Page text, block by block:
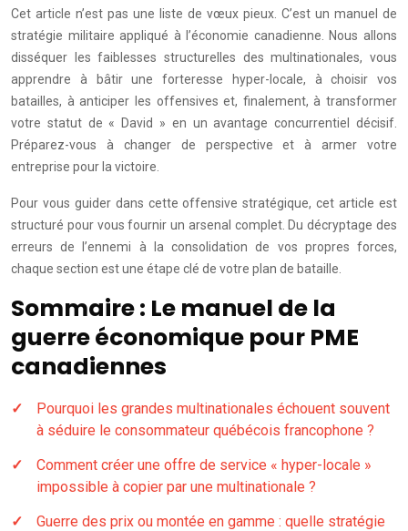
Cet article n’est pas une liste de vœux pieux. C’est un manuel de
stratégie militaire appliqué à l’économie canadienne. Nous allons
disséquer les faiblesses structurelles des multinationales, vous
apprendre à bâtir une forteresse hyper-locale, à choisir vos
batailles, à anticiper les offensives et, finalement, à transformer
votre statut de « David » en un avantage concurrentiel décisif.
Préparez-vous à changer de perspective et à armer votre
entreprise pour la victoire.
Pour vous guider dans cette offensive stratégique, cet article est
structuré pour vous fournir un arsenal complet. Du décryptage des
erreurs de l’ennemi à la consolidation de vos propres forces,
chaque section est une étape clé de votre plan de bataille.
Sommaire : Le manuel de la
guerre économique pour PME
canadiennes
Pourquoi les grandes multinationales échouent souvent
à séduire le consommateur québécois francophone ?
Comment créer une offre de service « hyper-locale »
impossible à copier par une multinationale ?
Guerre des prix ou montée en gamme : quelle stratégie